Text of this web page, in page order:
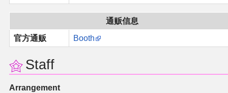
通贩信息
官方通贩
Booth
Staff
Arrangement